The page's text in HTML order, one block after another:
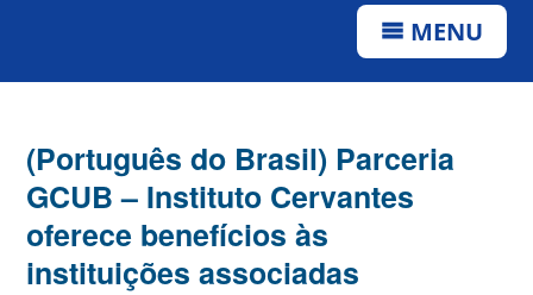
MENU
(Português do Brasil) Parceria
GCUB – Instituto Cervantes
oferece benefícios às
instituições associadas